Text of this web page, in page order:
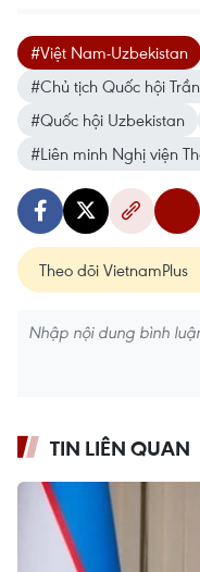
#Việt Nam-Uzbekistan
#Chủ tịch Quốc hội
#Quốc hội Uzbekistan
#Liên minh Nghị viện
Theo dõi VietnamPlus
TIN LIÊN QUAN